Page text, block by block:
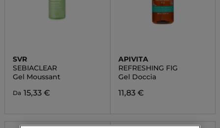
SVR
SEBIACLEAR
Gel Moussant
Da 15,33 €
APIVITA
REFRESHING FIG
Gel Doccia
11,83 €